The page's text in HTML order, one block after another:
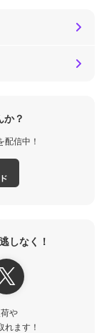
か？
信中！
しなく！
や
ます！